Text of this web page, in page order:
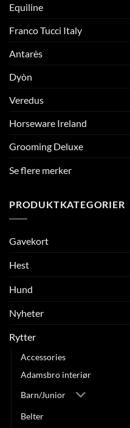
Equiline
Franco Tucci Italy
Antarès
Dyòn
Veredus
Horseware Ireland
Grooming Deluxe
Se flere merker
PRODUKTKATEGORIER
Gavekort
Hest
Hund
Nyheter
Rytter
Accessories
Adamsbro interiør
Barn/Junior
Belter